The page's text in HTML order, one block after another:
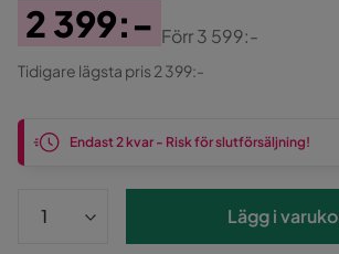
Pris
2 399:-
Original
Pris
Förr3 599:-
Tidigare lägsta pris 2 399:-
Endast 2 kvar - Risk för slutförsäljning!
Lägg i